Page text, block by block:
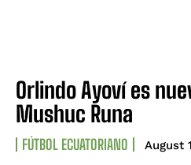
Orlindo Ayoví es
Mushuc Runa
FÚTBOL ECUATORIANO August